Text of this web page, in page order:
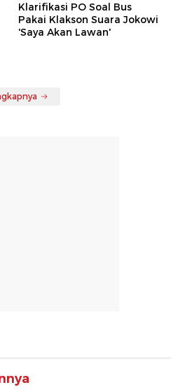
Klarifikasi PO Soal Bus
Pakai Klakson Suara Jokowi
'Saya Akan Lawan'